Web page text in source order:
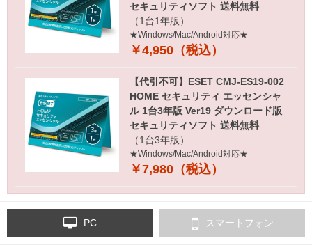
セキュリティソフト 送料無料
（1台1年版）
★Windows/Mac/Android対応★
￥4,950（税込）
【代引不可】ESET CMJ-ES19-002
HOME セキュリティ エッセンシャ
ル 1台3年版 Ver19 ダウンロード版
セキュリティソフト 送料無料
（1台3年版）
★Windows/Mac/Android対応★
￥7,980（税込）
PC スマートフォン